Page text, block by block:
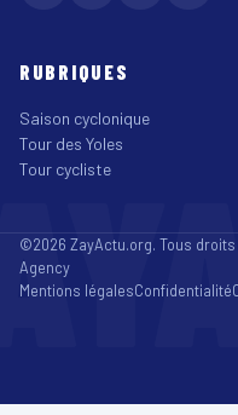
RUBRIQUES
Saison cyclonique
Tour des Yoles
Tour cycliste
©2026 ZayActu.org. Tous
Agency
Mentions légalesConfidentialité